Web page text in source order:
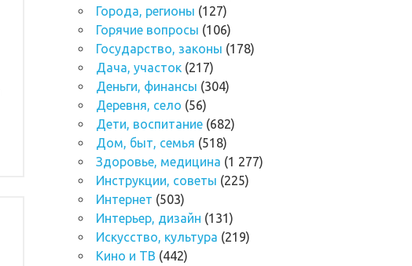
Города, регионы (127)
Горячие вопросы (106)
Государство, законы (178)
Дача, участок (217)
Деньги, финансы (304)
Деревня, село (56)
Дети, воспитание (682)
Дом, быт, семья (518)
Здоровье, медицина (1 277)
Инструкции, советы (225)
Интернет (503)
Интерьер, дизайн (131)
Искусство, культура (219)
Кино и ТВ (442)